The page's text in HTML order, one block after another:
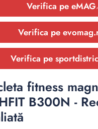
Verifica pe eMAG
Verifica pe
Verifica pe
fitness
B300N -